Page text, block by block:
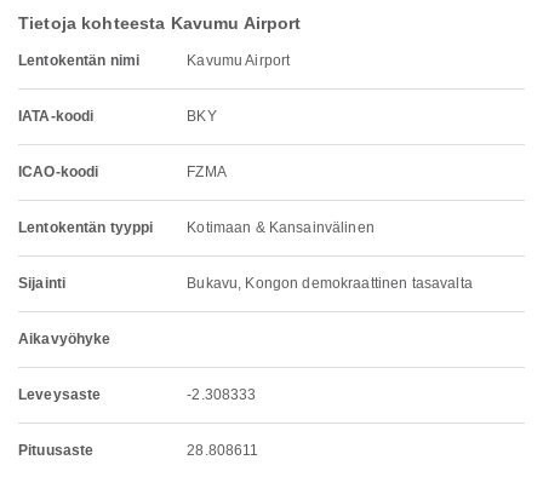
Tietoja kohteesta Kavumu Airport
Lentokentän nimi Kavumu Airport
IATA-koodi BKY
ICAO-koodi FZMA
Lentokentän tyyppi Kotimaan & Kansainvälinen
Sijainti Bukavu, Kongon demokraattinen tasavalta
Aikavyöhyke
Leveysaste -2.308333
Pituusaste 28.808611